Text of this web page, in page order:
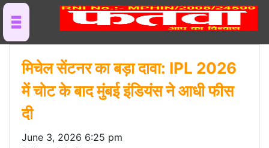
मिचेल सेंटनर का बड़ा दावा: IPL 2026
में चोट के बाद मुंबई इंडियंस ने आधी फीस
दी
June 3, 2026 6:25 pm